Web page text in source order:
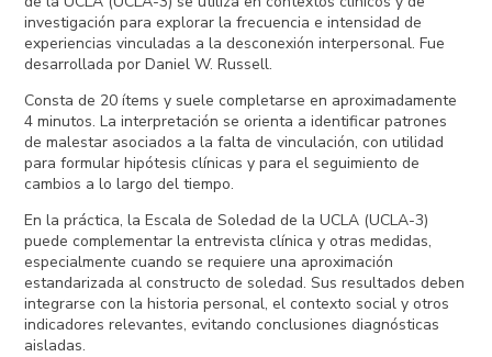
investigación para explorar la frecuencia e intensidad de
experiencias vinculadas a la desconexión interpersonal. Fue
desarrollada por Daniel W. Russell.
Consta de 20 ítems y suele completarse en aproximadamente
4 minutos. La interpretación se orienta a identificar patrones
de malestar asociados a la falta de vinculación, con utilidad
para formular hipótesis clínicas y para el seguimiento de
cambios a lo largo del tiempo.
En la práctica, la Escala de Soledad de la UCLA (UCLA-3)
puede complementar la entrevista clínica y otras medidas,
especialmente cuando se requiere una aproximación
estandarizada al constructo de soledad. Sus resultados deben
integrarse con la historia personal, el contexto social y otros
indicadores relevantes, evitando conclusiones diagnósticas
aisladas.